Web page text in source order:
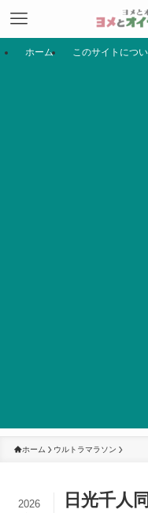
ホーム このサイトにつ
ホーム ウルトラマラソン
日光千人
2026